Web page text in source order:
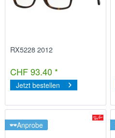
RX5228 2012
CHF 93.40 *
Jetzt bestellen
Anprobe